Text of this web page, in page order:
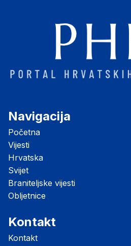
Navigacija
Početna
Vijesti
Hrvatska
Svijet
Braniteljske vijesti
Obljetnice
Kontakt
Kontakt